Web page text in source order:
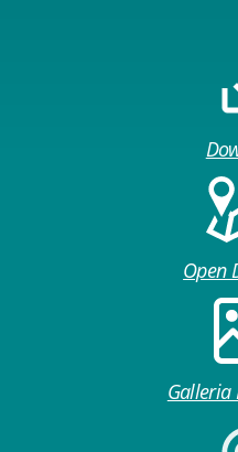
Open
Galleria